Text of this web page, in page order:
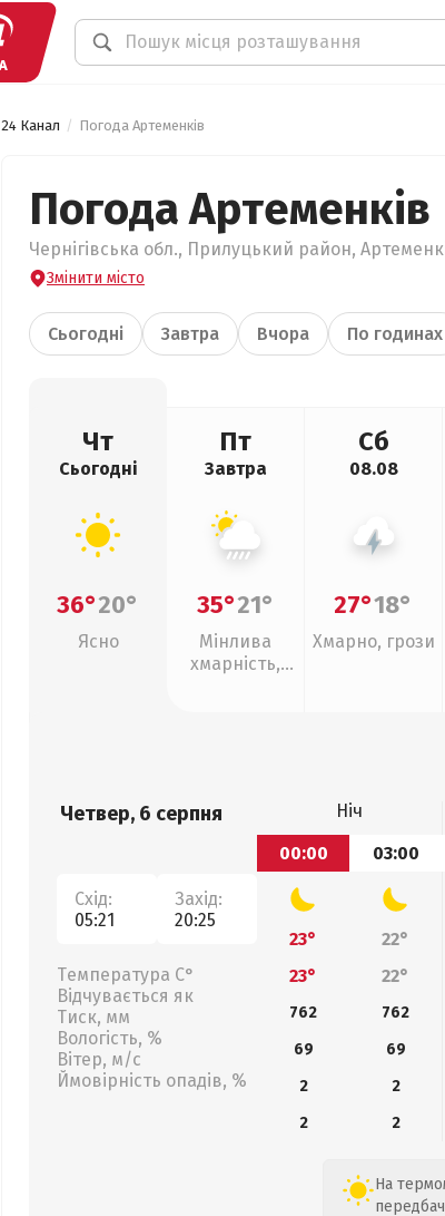
24 Канал Погода Артеменків
Погода Артеменків
Чернігівська обл., Прилуцький район,
Змінити місто
Сьогодні Завтра Вчора По годинах
Чт
Сьогодні
36°20°
Ясно
Пт
Завтра
35°21°
Мінлива
хмарність,
Сб
08.08
27°18°
Хмарно, грози
Четвер, 6 серпня
Схід:
05:21
Захід:
20:25
Температура С°
Відчувається як
Тиск, мм
Вологість, %
Вітер, м/с
Ймовірність опадів, %
Ніч
00:00
03:00
23° 22°
23°
22°
762 762
69
69
2
2
2
2
На